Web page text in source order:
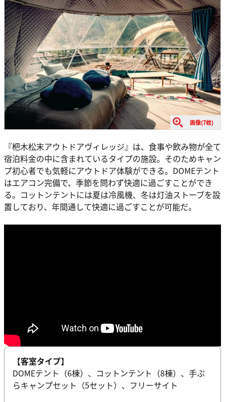
画像(7枚)
『杷木松末アウトドアヴィレッジ』は、食事や飲み物が全て
宿泊料金の中に含まれているタイプの施設。そのためキャン
プ初心者でも気軽にアウトドア体験ができる。DOMEテント
はエアコン完備で、季節を問わず快適に過ごすことができ
る。コットンテントには夏は冷風機、冬は灯油ストーブを設
置しており、年間通して快適に過ごすことが可能だ。
【客室タイプ】
DOMEテント（6棟）、コットンテント（8棟）、手ぶ
らキャンプセット（5セット）、フリーサイト